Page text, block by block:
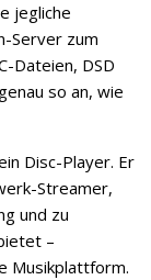
jegliche
Server zum
Dateien, DSD
so an, wie
Disc-Player. Er
Streamer,
und zu
–
Musikplattform.